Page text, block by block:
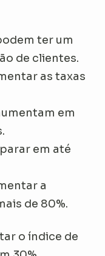
ter um
de clientes.
as taxas
em
em até
a
de 80%.
o índice de